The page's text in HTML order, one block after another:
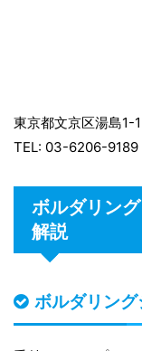
東京都文京区湯島1-
TEL: 03-6206-9189
ボルダリン
解説
ボルダリン